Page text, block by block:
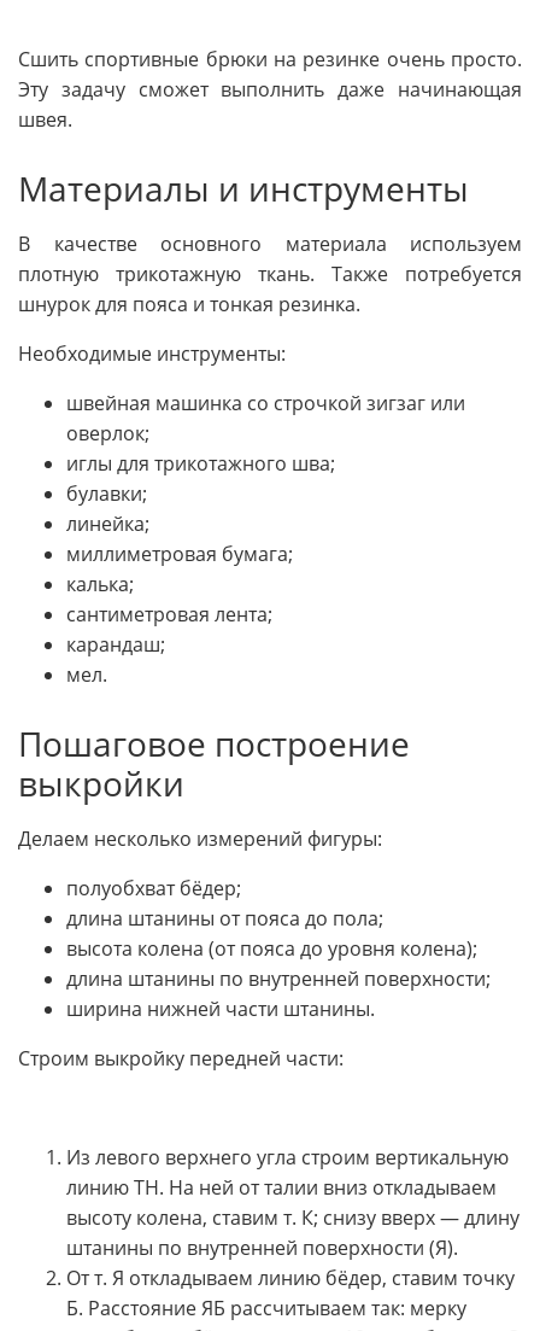
Сшить спортивные брюки на резинке очень просто.
Эту задачу сможет выполнить даже начинающая
швея.
Материалы и инструменты
В качестве основного материала используем
плотную трикотажную ткань. Также потребуется
шнурок для пояса и тонкая резинка.
Необходимые инструменты:
швейная машинка со строчкой зигзаг или
оверлок;
иглы для трикотажного шва;
булавки;
линейка;
миллиметровая бумага;
калька;
сантиметровая лента;
карандаш;
мел.
Пошаговое построение
выкройки
Делаем несколько измерений фигуры:
полуобхват бёдер;
длина штанины от пояса до пола;
высота колена (от пояса до уровня колена);
длина штанины по внутренней поверхности;
ширина нижней части штанины.
Строим выкройку передней части:
Из левого верхнего угла строим вертикальную
линию ТН. На ней от талии вниз откладываем
высоту колена, ставим т. К; снизу вверх — длину
штанины по внутренней поверхности (Я).
От т. Я откладываем линию бёдер, ставим точку
Б. Расстояние ЯБ рассчитываем так: мерку